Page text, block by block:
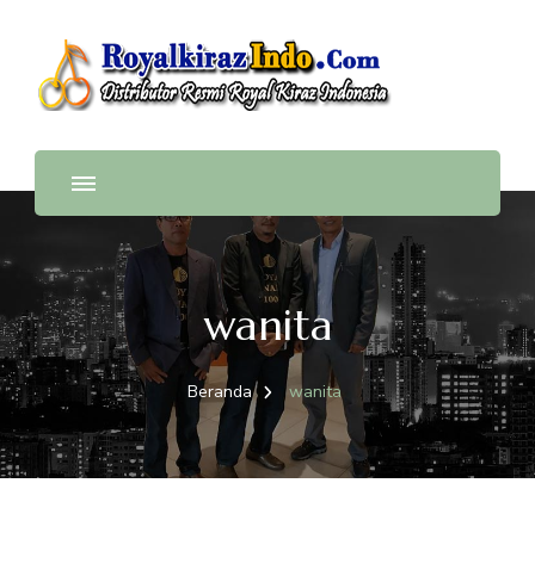
Royalkirazindo.Com
Distributor Resmi Royal Kiraz Indonesia
wanita
Beranda wanita